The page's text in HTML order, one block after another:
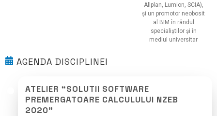
Allplan, Lumion, SCIA),
și un promotor neobosit
al BIM în rândul
specialiștilor și în
mediul universitar
AGENDA DISCIPLINEI
ATELIER “SOLUTII SOFTWARE
PREMERGATOARE CALCULULUI NZEB
2020”